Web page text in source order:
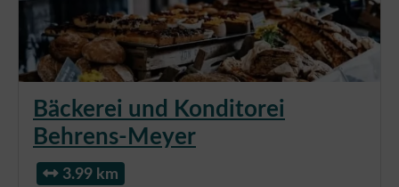
Bäckerei und Konditorei
Behrens-Meyer
3.99 km